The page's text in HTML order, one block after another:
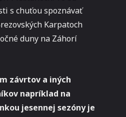
s chuťou spoznávať
Karpatoch
duny na Záhorí
závrtov a iných
napríklad na
jesennej sezóny je